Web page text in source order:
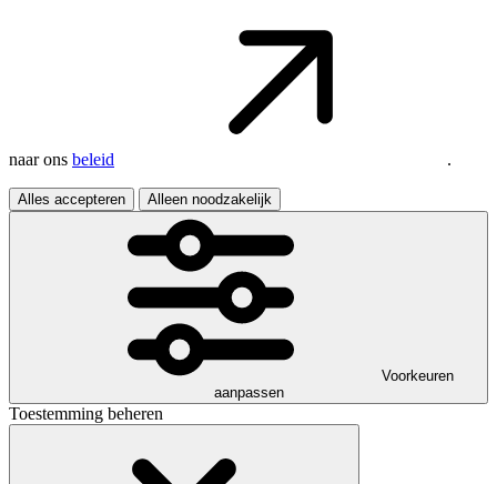
naar ons beleid .
Alles accepteren Alleen noodzakelijk
Voorkeuren
aanpassen
Toestemming beheren